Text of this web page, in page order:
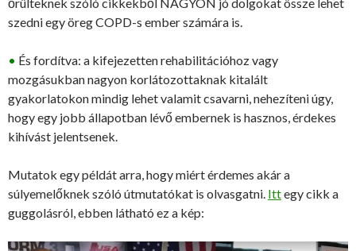
őrülteknek szóló cikkekből NAGYON jó dolgokat össze lehet
szedni egy öreg COPD-s ember számára is.
• És fordítva: a kifejezetten rehabilitációhoz vagy
mozgásukban nagyon korlátozottaknak kitalált
gyakorlatokon mindig lehet valamit csavarni, nehezíteni úgy,
hogy egy jobb állapotban lévő embernek is hasznos, érdekes
kihívást jelentsenek.
Mutatok egy példát arra, hogy miért érdemes akár a
súlyemelőknek szóló útmutatókat is olvasgatni. Ittegy cikk a
guggolásról, ebben látható ez a kép: